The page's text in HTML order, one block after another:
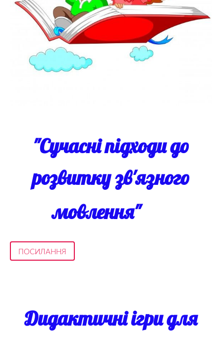
"Сучасні підходи до
розвитку зв'язного
мовлення"
ПОСИЛАННЯ
Дидактичні ігри для